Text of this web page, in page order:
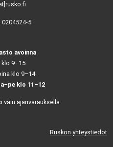
0204524-5
avoinna
9–15
klo 9–14
klo 11–12
ajanvarauksella
Ruskon yhteystiedot